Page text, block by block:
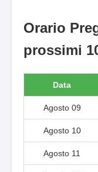
Orario
prossimi
Data
Agosto 09
Agosto 10
Agosto 11